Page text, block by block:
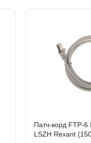
Патч-корд FTP-
LSZH Rexant